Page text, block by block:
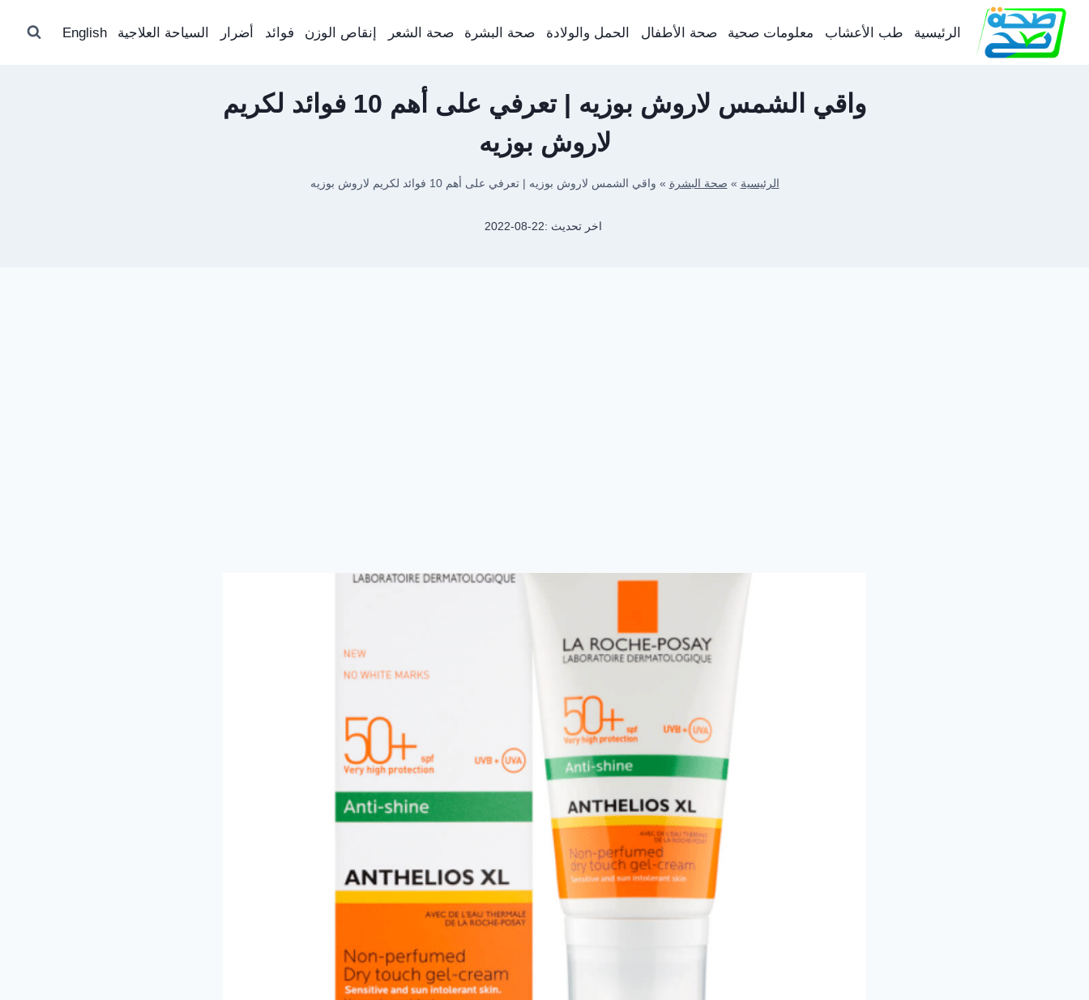
التجاوز
المحتوى
الرئيسية طب الأعشاب معلومات صحية صحة الأطفال الحمل والولادة صحة البشرة صحة الشعر إنقاص الوزن فوائد أضرار السياحة العلاجية English
واقي الشمس لاروش بوزيه | تعرفي على أهم 10 فوائد لكريم
لاروش بوزيه
الرئيسية » صحة البشرة » واقي الشمس لاروش بوزيه | تعرفي على أهم 10 فوائد لكريم لاروش بوزيه
اخر تحديث :2022-08-22